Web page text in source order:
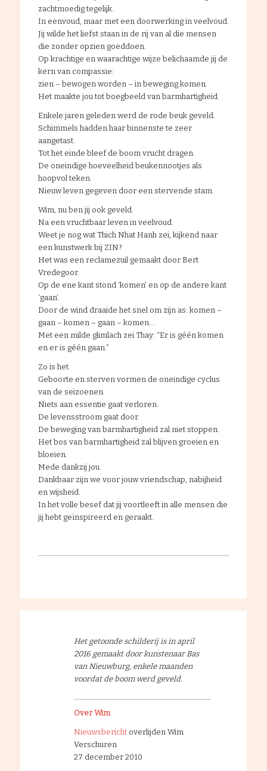
zachtmoedig tegelijk.
In eenvoud, maar met een doorwerking in veelvoud.
Jij wilde het liefst staan in de rij van al die mensen
die zonder opzien goeddoen.
Op krachtige en waarachtige wijze belichaamde jij de
kern van compassie:
zien – bewogen worden – in beweging komen.
Het maakte jou tot boegbeeld van barmhartigheid.
Enkele jaren geleden werd de rode beuk geveld.
Schimmels hadden haar binnenste te zeer
aangetast.
Tot het einde bleef de boom vrucht dragen.
De oneindige hoeveelheid beukennootjes als
hoopvol teken.
Nieuw leven gegeven door een stervende stam.
Wim, nu ben jij ook geveld.
Na een vruchtbaar leven in veelvoud.
Weet je nog wat Thich Nhat Hanh zei, kijkend naar
een kunstwerk bij ZIN?
Het was een reclamezuil gemaakt door Bert
Vredegoor.
Op de ene kant stond ‘komen’ en op de andere kant
‘gaan’.
Door de wind draaide het snel om zijn as: komen –
gaan – komen – gaan – komen…
Met een milde glimlach zei Thay: “Er is géén komen
en er is géén gaan.”
Zo is het.
Geboorte en sterven vormen de oneindige cyclus
van de seizoenen.
Niets aan essentie gaat verloren.
De levensstroom gaat door.
De beweging van barmhartigheid zal niet stoppen.
Het bos van barmhartigheid zal blijven groeien en
bloeien.
Mede dankzij jou.
Dankbaar zijn we voor jouw vriendschap, nabijheid
en wijsheid.
In het volle besef dat jij voortleeft in alle mensen die
jij hebt geïnspireerd en geraakt.
Het getoonde schilderij is in april
2016 gemaakt door kunstenaar Bas
van Nieuwburg, enkele maanden
voordat de boom werd geveld.
Over Wim
Nieuwsberichtoverlijden Wim
Verschuren
27 december 2010